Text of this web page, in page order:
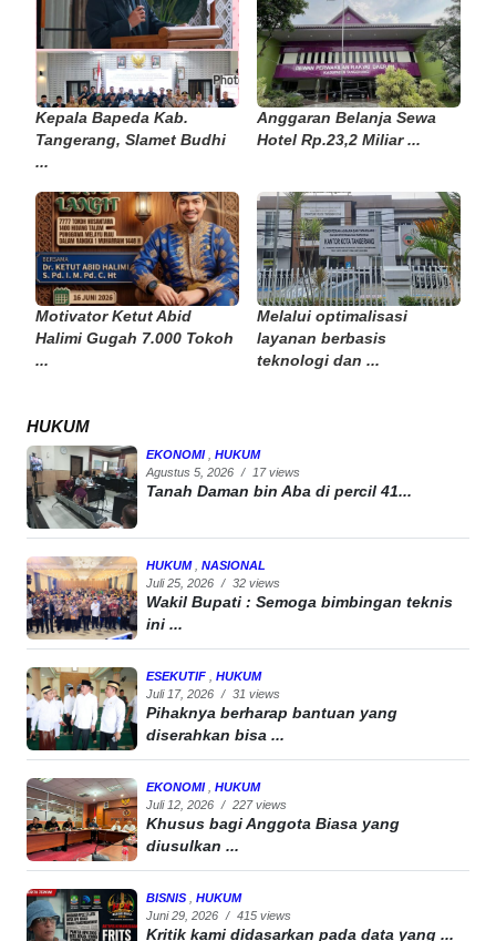
Kepala Bapeda Kab.
Tangerang, Slamet Budhi
...
Anggaran Belanja Sewa
Hotel Rp.23,2 Miliar ...
Motivator Ketut Abid
Halimi Gugah 7.000 Tokoh
...
Melalui optimalisasi
layanan berbasis
teknologi dan ...
HUKUM
EKONOMI
HUKUM
Agustus 5, 2026 / 17 views
Tanah Daman bin Aba di percil 41...
HUKUM
NASIONAL
Juli 25, 2026 / 32 views
Wakil Bupati : Semoga bimbingan teknis
ini ...
ESEKUTIF
HUKUM
Juli 17, 2026 / 31 views
Pihaknya berharap bantuan yang
diserahkan bisa ...
EKONOMI
HUKUM
Juli 12, 2026 / 227 views
Khusus bagi Anggota Biasa yang
diusulkan ...
BISNIS
HUKUM
Juni 29, 2026 / 415 views
Kritik kami didasarkan pada data yang ...